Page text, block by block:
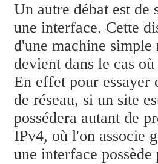
Un autre débat est de
une interface. Cette
d'une machine
devient dans le cas
En effet pour essayer
de réseau, si un site
possédera autant de
IPv4, où l'on associe
une interface